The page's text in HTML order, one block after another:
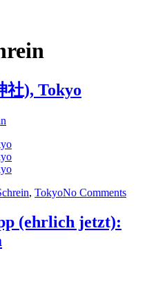
社), Tokyo
, TokyoNo Comments
(ehrlich jetzt):